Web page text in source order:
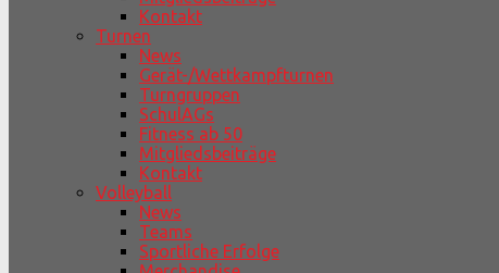
Kontakt
Turnen
News
Gerät-/Wettkampfturnen
Turngruppen
SchulAGs
Fitness ab 50
Mitgliedsbeiträge
Kontakt
Volleyball
News
Teams
Sportliche Erfolge